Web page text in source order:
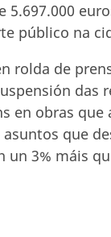
5.697.000
público na
rolda de
das
en obras
que
un 3% máis